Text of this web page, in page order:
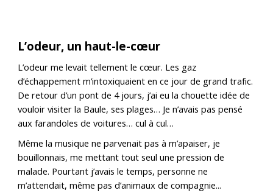
L’odeur, un haut-le-cœur
L’odeur me levait tellement le cœur. Les gaz
d’échappement m’intoxiquaient en ce jour de grand trafic.
De retour d’un pont de 4 jours, j’ai eu la chouette idée de
vouloir visiter la Baule, ses plages… Je n’avais pas pensé
aux farandoles de voitures… cul à cul…
Même la musique ne parvenait pas à m’apaiser, je
bouillonnais, me mettant tout seul une pression de
malade. Pourtant j’avais le temps, personne ne
m’attendait, même pas d’animaux de compagnie...